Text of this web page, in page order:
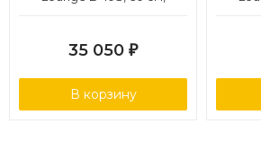
35 050 ₽
В корзину